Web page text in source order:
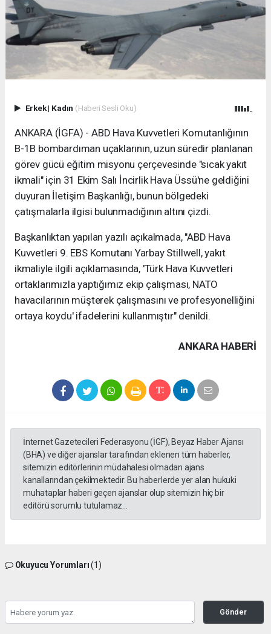
Erkek| Kadın (Haberi Sesli Oku)
ANKARA (İGFA) - ABD Hava Kuvvetleri Komutanlığının
B-1B bombardıman uçaklarının, uzun süredir planlanan
görev gücü eğitim misyonu çerçevesinde "sıcak yakıt
ikmali" için 31 Ekim Salı İncirlik Hava Üssü'ne geldiğini
duyuran İletişim Başkanlığı, bunun bölgedeki
çatışmalarla ilgisi bulunmadığının altını çizdi.
Başkanlıktan yapılan yazılı açıkalmada, "ABD Hava
Kuvvetleri 9. EBS Komutanı Yarbay Stillwell, yakıt
ikmaliyle ilgili açıklamasında, 'Türk Hava Kuvvetleri
ortaklarımızla yaptığımız ekip çalışması, NATO
havacılarının müşterek çalışmasını ve profesyonelliğini
ortaya koydu' ifadelerini kullanmıştır" denildi.
ANKARA HABERİ
İnternet Gazetecileri Federasyonu (İGF), Beyaz Haber Ajansı
(BHA) ve diğer ajanslar tarafından eklenen tüm haberler,
sitemizin editörlerinin müdahalesi olmadan ajans
kanallarından çekilmektedir. Bu haberlerde yer alan hukuki
muhataplar haberi geçen ajanslar olup sitemizin hiç bir
editörü sorumlu tutulamaz...
Okuyucu Yorumları(1)
Gönder